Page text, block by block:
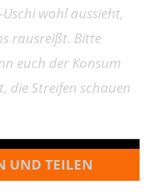
wohl aussieht,
rausreißt. Bitte
euch der Konsum
die Streifen schauen
UND TEILEN